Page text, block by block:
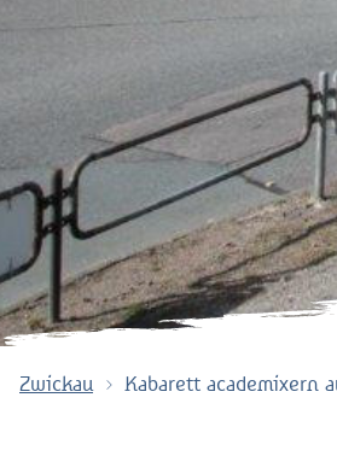
Zwickau Kabarett academixern